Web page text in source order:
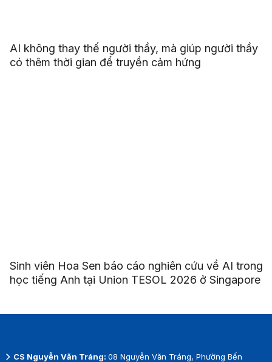
AI không thay thế người thầy, mà giúp người thầy
có thêm thời gian để truyền cảm hứng
Sinh viên Hoa Sen báo cáo nghiên cứu về AI trong
học tiếng Anh tại Union TESOL 2026 ở Singapore
CS Nguyễn Văn Tráng: 08 Nguyễn Văn Tráng, Phường Bến